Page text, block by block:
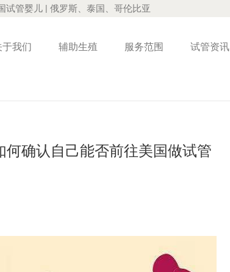
试管婴儿 | 俄罗斯、泰国、哥伦比亚
于我们 辅助生殖 服务范围 试管资讯
确认自己能否前往美国做试管